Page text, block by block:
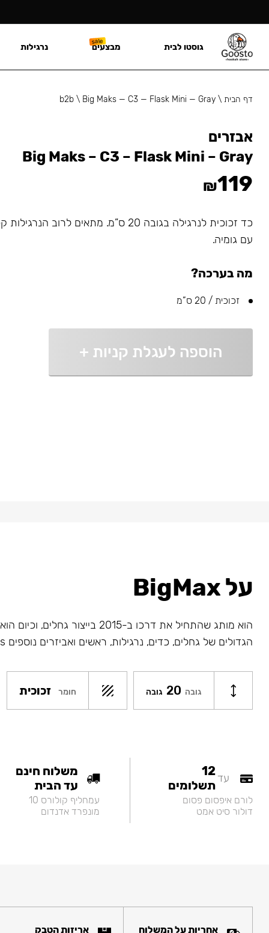
דף הבית\
b2b \ Big Maks — C3 — Flask Mini — Gray
אבזרים
Big Maks – C3 – Flask Mini – Gray
₪119
כד זכוכית לנרגילה בגובה 20 ס”מ. מתאים
עם גומיה.
מה בערכה?
זכוכית / 20 ס”מ
הוספה לעגלת קניות +
על BigMax
הוא מותג שהתחיל את דרכו ב-2015 בייצור
הגדולים של גחלים, כדים, נרגילות, ראשים ואביזרים נוספים Big Maks.
גובה 20 גובה חומר זכוכית
עד12
תשלומים
לורם איפסום פסום
דולור סיט אמט
משלוח חינם
עד הבית
עמחליף קולורס 10
מונפרד אדנדום
אחריות על המשלוח אריזות הטבק
גוסטו לבית מבצעים נרגילות